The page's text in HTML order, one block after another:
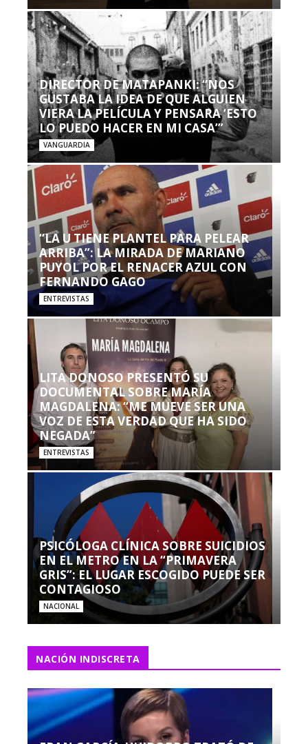
DIRECTOR DE MATAPANKI: “NOS
GUSTABA LA IDEA DE QUE ALGUIEN
VIERA LA PELÍCULA Y PENSARA ‘ESTO
LO PUEDO HACER EN MI CASA’”
VANGUARDIA
“LA U TIENE PLANTEL PARA PELEAR
ARRIBA”: LA MIRADA DE MARIANO
PUYOL POR EL RENACER AZUL CON
FERNANDO GAGO
ENTREVISTAS
LITA DONOSO PRESENTÓ SU
DOCUMENTAL SOBRE MARÍA
MAGDALENA: “ME MUEVE SER UNA
VOZ DE ESTA VERDAD QUE HA SIDO
NEGADA”
ENTREVISTAS
PSICÓLOGA CLÍNICA SOBRE SUICIDIOS
EN EL METRO EN LA “PRIMAVERA
GRIS”: EL LUGAR ESCOGIDO PUEDE SER
CONTAGIOSO
NACIONAL
NACIÓN INDISCRETA